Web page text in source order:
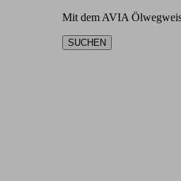
Mit dem AVIA
SUCHEN